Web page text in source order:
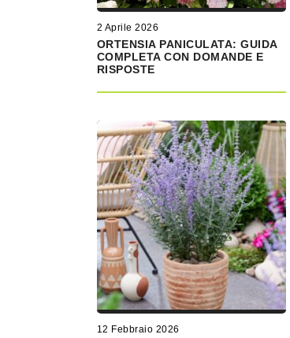
2 Aprile 2026
ORTENSIA PANICULATA: GUIDA
COMPLETA CON DOMANDE E
RISPOSTE
12 Febbraio 2026